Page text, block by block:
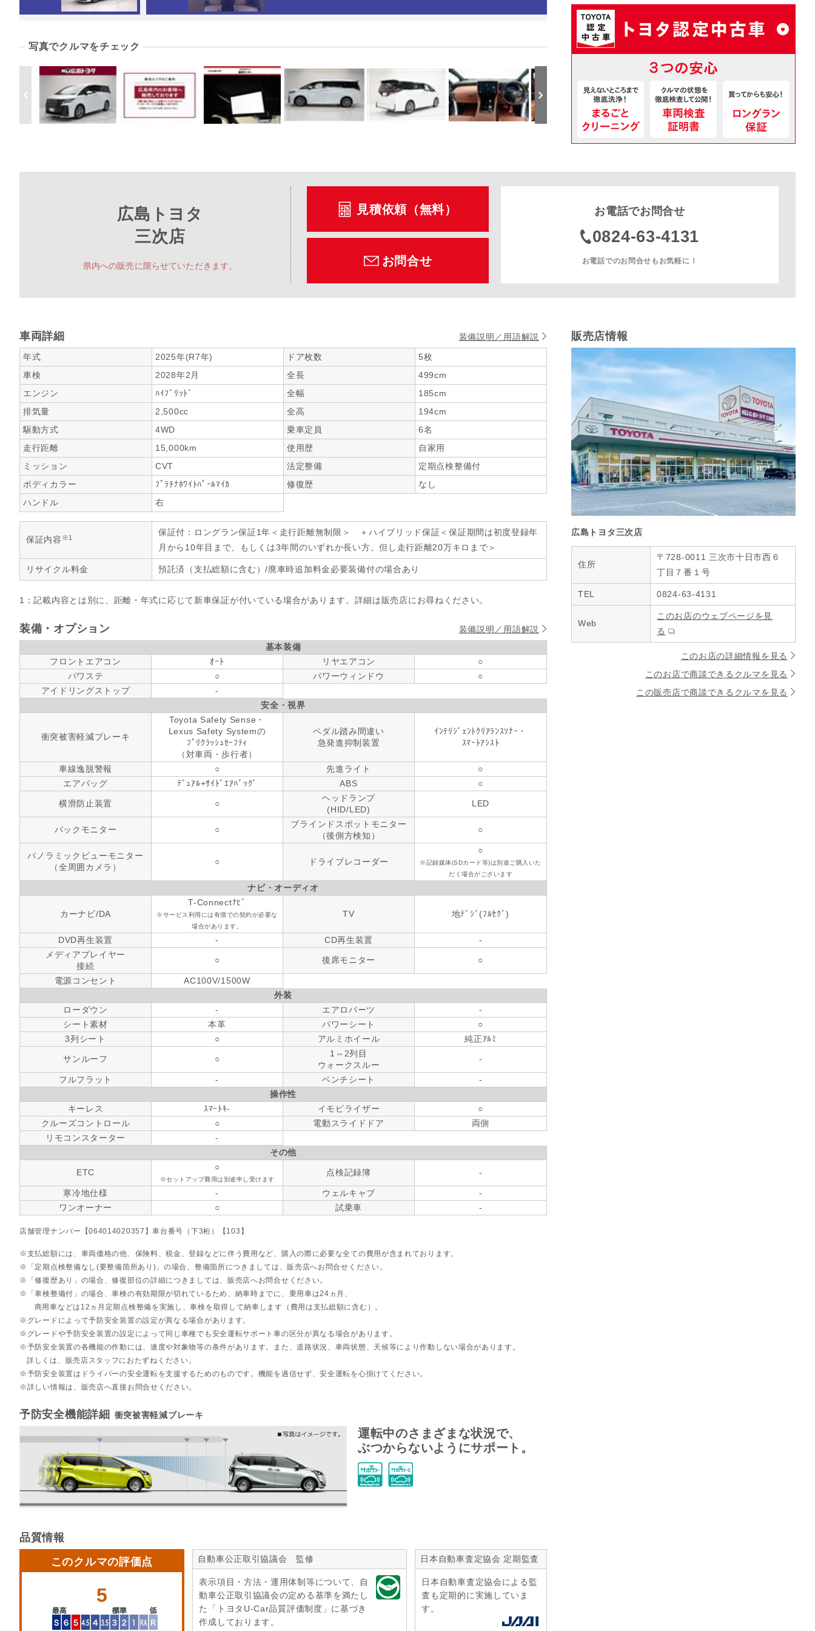
写真でクルマをチェック
広島トヨタ
三次店
県内への販売に限らせていただきます。
見積依頼（無料）
お問合せ
お電話でお問合せ
0824-63-4131
お電話でのお問合せもお気軽に！
車両詳細 装備説明／用語解説
年式 2025年(R7年) ドア枚数
5枚
車検
2028年2月 全長
499cm
エンジン
ﾊｲﾌﾞﾘｯﾄﾞ 全幅
185cm
排気量
2,500cc 全高
194cm
駆動方式
4WD 乗車定員
6名
走行距離
15,000km 使用歴
自家用
ミッション
CVT 法定整備
定期点検整備付
ボディカラー
ﾌﾟﾗﾁﾅﾎﾜｲﾄﾊﾟｰﾙﾏｲｶ 修復歴
なし
ハンドル
右
保証内容 ※1
保証付：ロングラン保証1年＜走行距離無制限＞ ＋ハイブリッド保証＜保証期間は初度登録年
月から10年目まで、もしくは3年間のいずれか長い方。但し走行距離20万キロまで＞
リサイクル料金 預託済（支払総額に含む）/廃車時追加料金必要装備付の場合あり
1：記載内容とは別に、距離・年式に応じて新車保証が付いている場合があります。詳細は販売店にお尋ねください。
装備・オプション
装備説明／用語解説
基本装備
フロントエアコン
ｵｰﾄ リヤエアコン
○
パワステ
○ パワーウィンドウ
○
アイドリングストップ
-
安全・視界
衝突被害軽減ブレーキ
Toyota Safety Sense・
Lexus Safety Systemの
ﾌﾟﾘｸﾗｯｼｭｾｰﾌﾃｨ
（対車両・歩行者）
ペダル踏み間違い
急発進抑制装置
ｲﾝﾃﾘｼﾞｪﾝﾄｸﾘｱﾗﾝｽｿﾅｰ・
ｽﾏｰﾄｱｼｽﾄ
車線逸脱警報 ○ 先進ライト
○
エアバッグ
ﾃﾞｭｱﾙ+ｻｲﾄﾞｴｱﾊﾞｯｸﾞ ABS ○
横滑防止装置 ○
ヘッドランプ
(HID/LED)
LED
バックモニター ○
ブラインドスポットモニター
（後側方検知）
○
パノラミックビューモニター
（全周囲カメラ）
○ ドライブレコーダー
○
※記録媒体(SDカード等)は別途ご購入いた
だく場合がございます
ナビ・オーディオ
カーナビ/DA
T-Connectﾅﾋﾞ
※サービス利用には有償での契約が必要な
場合があります。
TV 地ﾃﾞｼﾞ(ﾌﾙｾｸﾞ)
DVD再生装置 - CD再生装置
-
メディアプレイヤー
接続
○ 後席モニター ○
電源コンセント
AC100V/1500W
外装
ローダウン
- エアロパーツ
-
シート素材
本革 パワーシート
○
3列シート
○ アルミホイール 純正ｱﾙﾐ
サンルーフ ○
1⇔2列目
ウォークスルー
-
フルフラット - ベンチシート
-
操作性
キーレス
ｽﾏｰﾄｷ- イモビライザー
○
クルーズコントロール
○ 電動スライドドア
両側
リモコンスターター
-
その他
ETC
○
※セットアップ費用は別途申し受けます
点検記録簿 -
寒冷地仕様 - ウェルキャブ
-
ワンオーナー
○ 試乗車 -
店舗管理ナンバー【064014020357】車台番号（下3桁）【103】
支払総額には、車両価格の他、保険料、税金、登録などに伴う費用など、購入の際に必要な全ての費用が含まれております。
「定期点検整備なし(要整備箇所あり)」の場合、整備箇所につきましては、販売店へお問合せください。
「修復歴あり」の場合、修復部位の詳細につきましては、販売店へお問合せください。
「車検整備付」の場合、車検の有効期限が切れているため、納車時までに、乗用車は24ヵ月、
商用車などは12ヵ月定期点検整備を実施し、車検を取得して納車します（費用は支払総額に含む）。
グレードによって予防安全装置の設定が異なる場合があります。
グレードや予防安全装置の設定によって同じ車種でも安全運転サポート車の区分が異なる場合があります。
予防安全装置の各機能の作動には、速度や対象物等の条件があります。また、道路状況、車両状態、天候等により作動しない場合があります。
詳しくは、販売店スタッフにおたずねください。
予防安全装置はドライバーの安全運転を支援するためのものです。機能を過信せず、安全運転を心掛けてください。
詳しい情報は、販売店へ直接お問合せください。
予防安全機能詳細 衝突被害軽減ブレーキ
運転中のさまざまな状況で、
ぶつからないようにサポート。
品質情報
このクルマの評価点
5
自動車公正取引協議会 監修
表示項目・方法・運用体制等について、自
動車公正取引協議会の定める基準を満たし
た「トヨタU-Car品質評価制度」に基づき
作成しております。
日本自動車査定協会 定期監査
日本自動車査定協会による監
査も定期的に実施していま
す。
販売店情報
広島トヨタ三次店
住所
〒728-0011 三次市十日市西６
丁目７番１号
TEL 0824-63-4131
Web
このお店のウェブページを見
る
このお店の詳細情報を見る
このお店で商談できるクルマを見る
この販売店で商談できるクルマを見る